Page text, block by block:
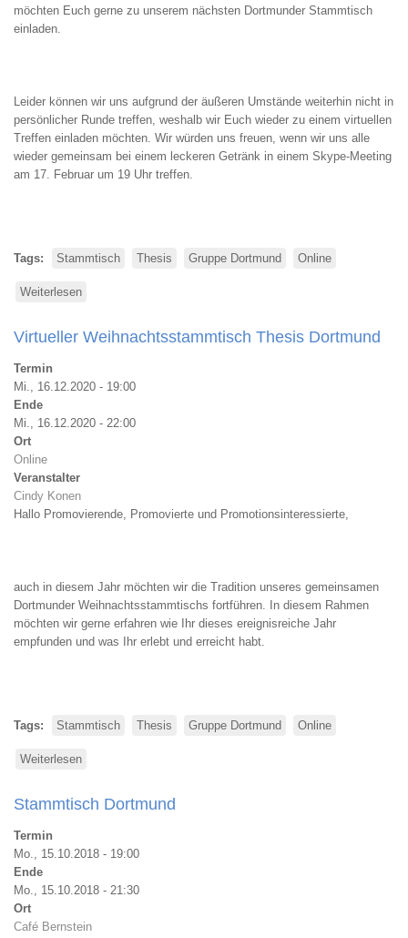
möchten Euch gerne zu unserem nächsten Dortmunder Stammtisch
einladen.
Leider können wir uns aufgrund der äußeren Umstände weiterhin nicht in
persönlicher Runde treffen, weshalb wir Euch wieder zu einem virtuellen
Treffen einladen möchten. Wir würden uns freuen, wenn wir uns alle
wieder gemeinsam bei einem leckeren Getränk in einem Skype-Meeting
am 17. Februar um 19 Uhr treffen.
Tags Stammtisch Thesis Gruppe Dortmund Online
Weiterlesen
Februarstammtisch
Thesis
Virtueller Weihnachtsstammtisch Thesis Dortmund
Termin
Mi., 16.12.2020 - 19:00
Ende
Mi., 16.12.2020 - 22:00
Ort
Online
Veranstalter
Cindy Konen
Hallo Promovierende, Promovierte und Promotionsinteressierte,
auch in diesem Jahr möchten wir die Tradition unseres gemeinsamen
Dortmunder Weihnachtsstammtischs fortführen. In diesem Rahmen
möchten wir gerne erfahren wie Ihr dieses ereignisreiche Jahr
empfunden und was Ihr erlebt und erreicht habt.
Tags Stammtisch Thesis Gruppe Dortmund Online
Weiterlesen
Weihnachtsstammtisch
Thesis
Stammtisch Dortmund
Termin
Mo., 15.10.2018 - 19:00
Ende
Mo., 15.10.2018 - 21:30
Ort
Café Bernstein